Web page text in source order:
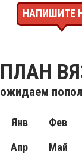
НАПИШИТЕ
ПЛАН
ожидаем
Янв Фев
Апр
Май